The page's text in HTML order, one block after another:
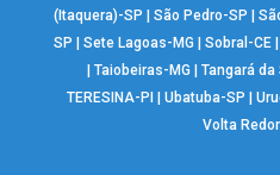
(Itaquera)-SP
|São Pedro-SP |
SP
|Sete Lagoas-MG |Sobral-CE
Taiobeiras-MG Tangará da
TERESINA-PI
|Ubatuba-SP |
Volta